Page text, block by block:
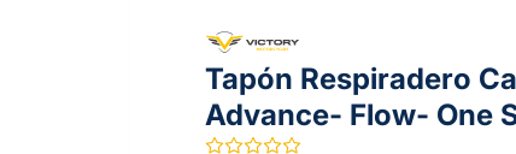
Tapón Respiradero
Advance- Flow- One